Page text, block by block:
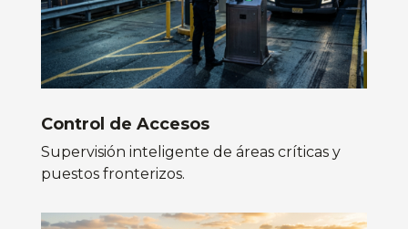
Control de Accesos
Supervisión inteligente de áreas críticas y
puestos fronterizos.